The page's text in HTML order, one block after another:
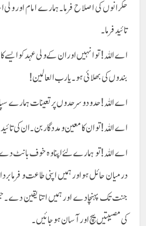
حکرانوں کی اصلاح فرما۔ ہمارے امام اور
تائید فرما۔
اے اللہ! تو انہیں اور ان کے ولی عہد کو
بندوں کی بھلائی ہو۔ یارب العالمین !
اے اللہ! حدود و سرحدوں پر تعینات ہمارے
اے اللہ! توان کا معین و مددگار بن۔ ان کی تائید
اے اللہ! تو ہمارے لئے اپنا وہ خوف بانٹ
درمیان حائل ہو اور ہمیں اپنی طاعت و فرما بر
جنت تک پہنچادے اورہمیں اتنا یقین
کی مصیبتیں بیچ اور آسان ہو جائیں۔